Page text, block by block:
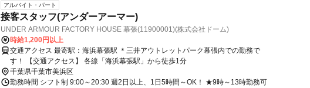
アルバイト・パート
接客スタッフ(アンダーアーマー)
UNDER ARMOUR FACTORY HOUSE 幕張(11900001)(株式会社ドーム)
時給1,200円以上
交通アクセス 最寄駅：海浜幕張駅 ＊三井アウトレットパーク幕張内での勤務で
す！ 【交通アクセス】 各線「海浜幕張駅」から徒歩1分
千葉県千葉市美浜区
勤務時間 シフト制 9:00～20:30 週2日以上、1日5時間～OK！ ★9時～13時勤務可